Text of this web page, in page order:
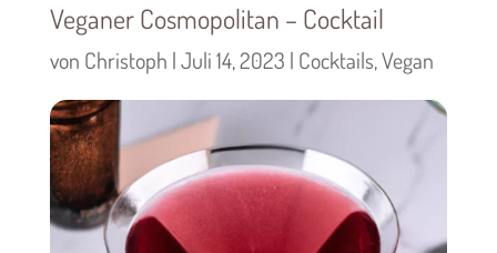
Veganer Cosmopolitan – Cocktail
von Christoph |Juli 14, 2023 | Cocktails,Vegan